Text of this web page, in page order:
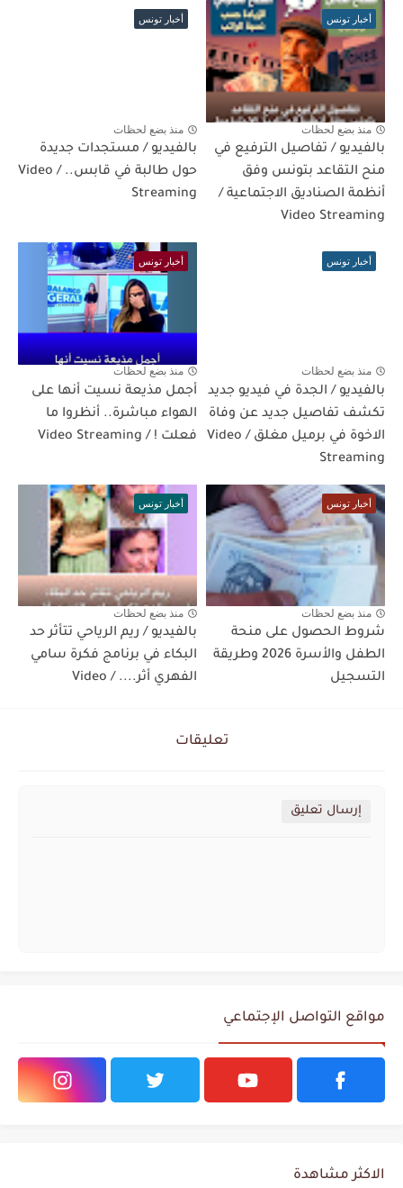
أخبار تونس
منذ بضع لحظات
بالفيديو / تفاصيل الترفيع في
منح التقاعد بتونس وفق
أنظمة الصناديق الاجتماعية /
Video Streaming
أخبار تونس
منذ بضع لحظات
بالفيديو / مستجدات جديدة
حول طالبة في قابس.. / Video
Streaming
أخبار تونس
منذ بضع لحظات
بالفيديو / الجدة في فيديو جديد
تكشف تفاصيل جديد عن وفاة
الاخوة في برميل مغلق / Video
Streaming
أخبار تونس
منذ بضع لحظات
أجمل مذيعة نسيت أنها على
الهواء مباشرة.. أنظروا ما
فعلت ! / Video Streaming
أخبار تونس
منذ بضع لحظات
شروط الحصول على منحة
الطفل والأسرة 2026 وطريقة
التسجيل
أخبار تونس
منذ بضع لحظات
بالفيديو / ريم الرياحي تتأثر حد
البكاء في برنامج فكرة سامي
الفهري أثر.... / Video
تعليقات
إرسال تعليق
مواقع التواصل الإجتماعي
الاكثر مشاهدة